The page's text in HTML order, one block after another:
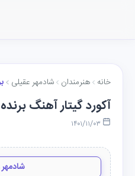
خانه هنرمندان شادمهر عقیلی
آکورد گیتار آهنگ